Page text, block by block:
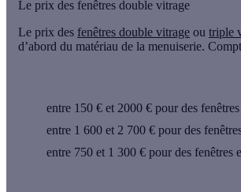
Le prix des fenêtres double vitrage
Le prix des fenêtres double vitrage ou triple
d’abord du matériau de la menuiserie.
entre 150 € et 2000 € pour des
entre 1 600 et 2 700 € pour des
entre 750 et 1 300 € pour des fenêtres